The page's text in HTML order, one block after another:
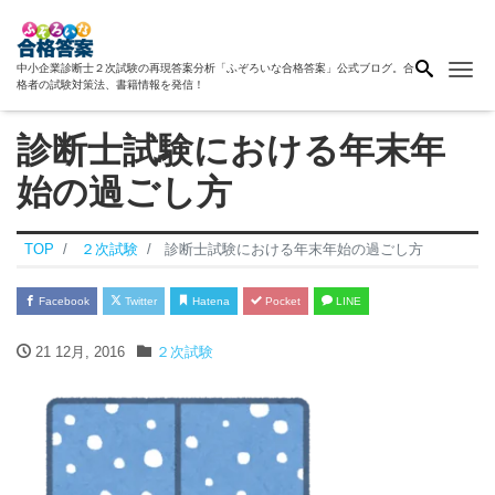
中小企業診断士２次試験の再現答案分析「ふぞろいな合格答案」公式ブログ。合
格者の試験対策法、書籍情報を発信！
診断士試験における年末年
始の過ごし方
TOP ２次試験 診断士試験における年末年始の過ごし方
Facebook Twitter Hatena Pocket LINE
21 12月, 2016 ２次試験